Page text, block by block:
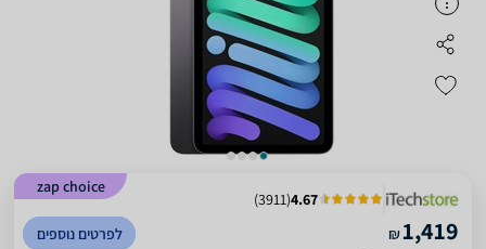
zap choice
4.67
(
3911
)
₪1,419 לפרטים נוספים